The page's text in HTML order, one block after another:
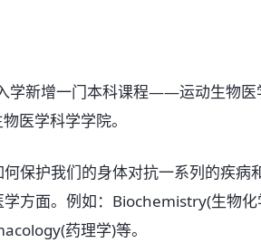
新增一门本科课程——运动生物医
医学科学学院。
护我们的身体对抗一系列的疾病
方面。例如：Biochemistry(生物化
药理学)等。